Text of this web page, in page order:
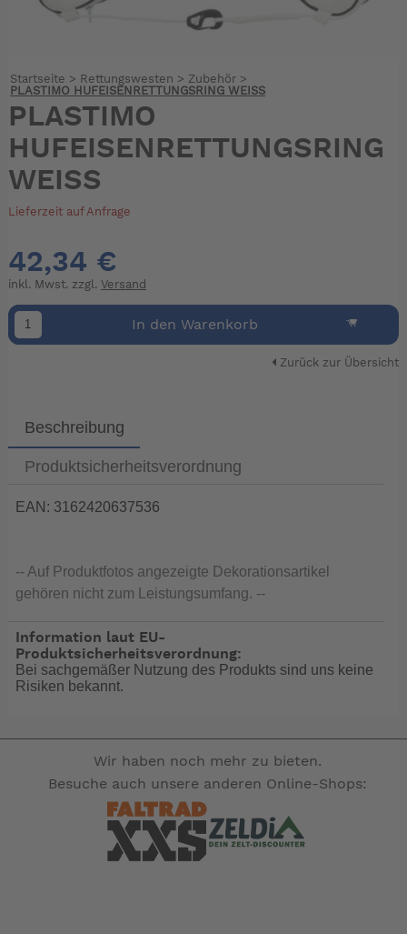
Startseite > Rettungswesten > Zubehör>
PLASTIMO HUFEISENRETTUNGSRING WEISS
PLASTIMO
HUFEISENRETTUNGSRING
WEISS
Lieferzeit auf Anfrage
42,34 €
inkl. Mwst. zzgl. Versand
In den Warenkorb
Zurück zur Übersicht
Beschreibung
Produktsicherheitsverordnung
EAN: 3162420637536
-- Auf Produktfotos angezeigte Dekorationsartikel
gehören nicht zum Leistungsumfang. --
Information laut EU-
Produktsicherheitsverordnung:
Bei sachgemäßer Nutzung des Produkts sind uns keine
Risiken bekannt.
Wir haben noch mehr zu bieten.
Besuche auch unsere anderen Online-Shops: